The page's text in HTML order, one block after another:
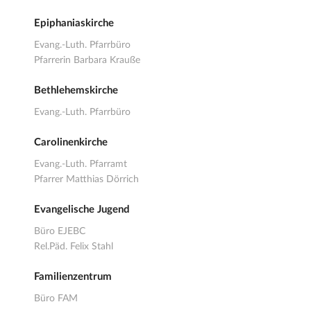
Epiphaniaskirche
Evang.-Luth. Pfarrbüro
Pfarrerin Barbara Krauße
Bethlehemskirche
Evang.-Luth. Pfarrbüro
Carolinenkirche
Evang.-Luth. Pfarramt
Pfarrer Matthias Dörrich
Evangelische Jugend
Büro EJEBC
Rel.Päd. Felix Stahl
Familienzentrum
Büro FAM